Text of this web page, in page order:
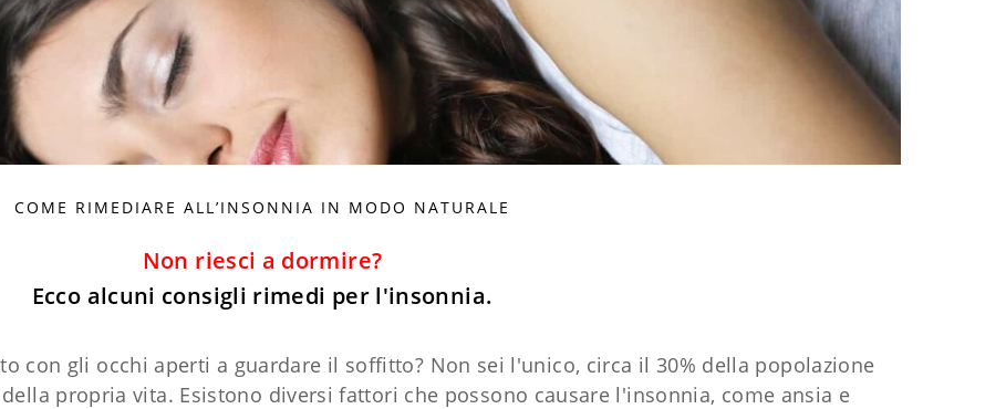
COME RIMEDIARE ALL’INSONNIA IN MODO NATURALE
Non riesci a dormire?
Ecco alcuni consigli rimedi per l'insonnia.
con gli occhi aperti a guardare il soffitto? Non sei l'unico, circa il 30% della popolazione
propria vita. Esistono diversi fattori che possono causare l'insonnia, come ansia e